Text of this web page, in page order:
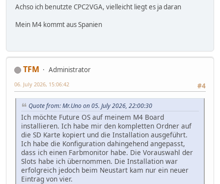
Achso ich benutzte CPC2VGA, vielleicht liegt es ja daran
Mein M4 kommt aus Spanien
TFM
Administrator
#4
06. July 2026, 15:06:42
Quote from: Mr.Uno on 05. July 2026, 22:00:30
Ich möchte Future OS auf meinem M4 Board
installieren. Ich habe mir den kompletten Ordner auf
die SD Karte kopiert und die Installation ausgeführt.
Ich habe die Konfiguration dahingehend angepasst,
dass ich einen Farbmonitor habe. Die Vorauswahl der
Slots habe ich übernommen. Die Installation war
erfolgreich jedoch beim Neustart kam nur ein neuer
Eintrag von vier.